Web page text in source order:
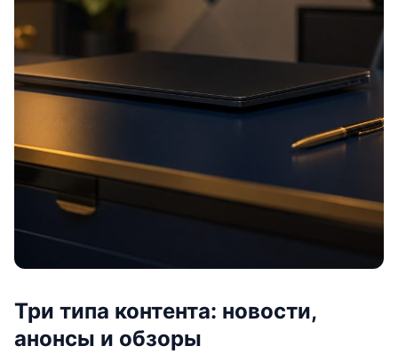
Три типа контента: новости,
анонсы и обзоры